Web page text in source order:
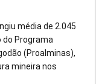
média de 2.045
do Programa
(Proalminas),
mineira nos